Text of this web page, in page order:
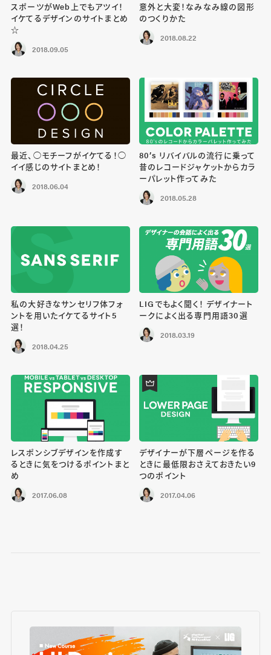
スポーツがWeb上でもアツイ！
イケてるデザインのサイトまとめ
☆
2018.09.05
意外と大変！なみなみ線の図形
のつくりかた
2018.08.22
最近、◯モチーフがイケてる！◯
イイ感じのサイトまとめ！
2018.06.04
80’s リバイバルの流行に乗って
昔のレコードジャケットからカラ
ーパレット作ってみた
2018.05.28
私の大好きなサンセリフ体フォ
ントを用いたイケてるサイト5
選！
2018.04.25
LIGでもよく聞く！ デザイナート
ークによく出る専門用語30選
2018.03.19
レスポンシブデザインを作成す
るときに気をつけるポイントまと
め
2017.06.08
デザイナーが下層ページを作る
ときに最低限おさえておきたい9
つのポイント
2017.04.06